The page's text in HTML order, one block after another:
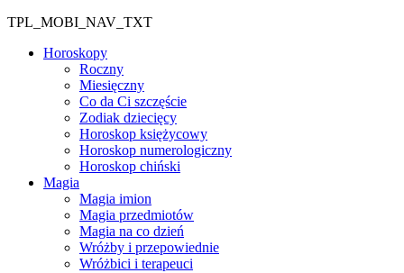
TPL_MOBI_NAV_TXT
Horoskopy
Roczny
Miesięczny
Co da Ci szczęście
Zodiak dziecięcy
Horoskop księżycowy
Horoskop numerologiczny
Horoskop chiński
Magia
Magia imion
Magia przedmiotów
Magia na co dzień
Wróżby i przepowiednie
Wróżbici i terapeuci